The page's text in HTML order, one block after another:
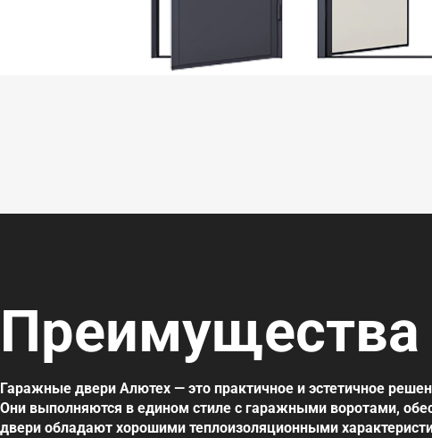
Гаражные двери Алютех — это практичное и эстетичное
Они выполняются в едином стиле с гаражными воротами,
двери обладают хорошими теплоизоляционными